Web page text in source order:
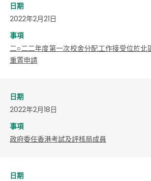
日期
2022年2月21日
事項
二○二二年度第一次校舍分配工作接受位於北
重置申請
日期
2022年2月18日
事項
政府委任香港考試及評核局成員
日期